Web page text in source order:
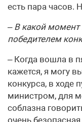
есть пара часов.
– В какой момент
победителем
– Когда вошла в
кажется, я могу
конкурса, в ходе
министром, для
соблазна
очень